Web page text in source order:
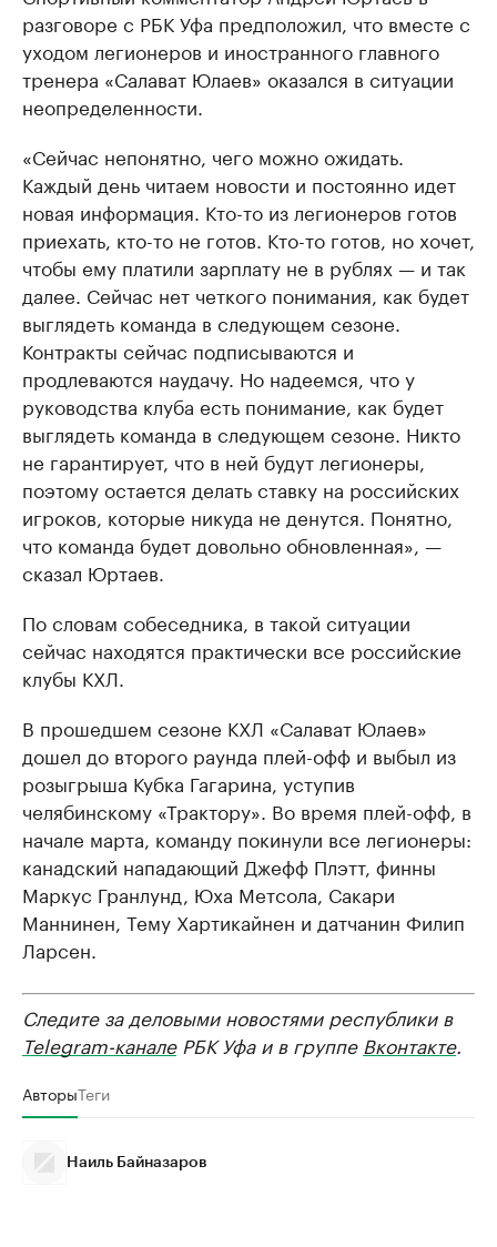
разговоре с РБК Уфа предположил, что вместе с
уходом легионеров и иностранного главного
тренера «Салават Юлаев» оказался в ситуации
неопределенности.
«Сейчас непонятно, чего можно ожидать.
Каждый день читаем новости и постоянно идет
новая информация. Кто-то из легионеров готов
приехать, кто-то не готов. Кто-то готов, но хочет,
чтобы ему платили зарплату не в рублях — и так
далее. Сейчас нет четкого понимания, как будет
выглядеть команда в следующем сезоне.
Контракты сейчас подписываются и
продлеваются наудачу. Но надеемся, что у
руководства клуба есть понимание, как будет
выглядеть команда в следующем сезоне. Никто
не гарантирует, что в ней будут легионеры,
поэтому остается делать ставку на российских
игроков, которые никуда не денутся. Понятно,
что команда будет довольно обновленная», —
сказал Юртаев.
По словам собеседника, в такой ситуации
сейчас находятся практически все российские
клубы КХЛ.
В прошедшем сезоне КХЛ «Салават Юлаев»
дошел до второго раунда плей-офф и выбыл из
розыгрыша Кубка Гагарина, уступив
челябинскому «Трактору». Во время плей-офф, в
начале марта, команду покинули все легионеры:
канадский нападающий Джефф Плэтт, финны
Маркус Гранлунд, Юха Метсола, Сакари
Маннинен, Тему Хартикайнен и датчанин Филип
Ларсен.
Следите за деловыми новостями республики в
Telegram-каналеРБК Уфа и в группе Вконтакте.
АвторыТеги
Наиль Байназаров